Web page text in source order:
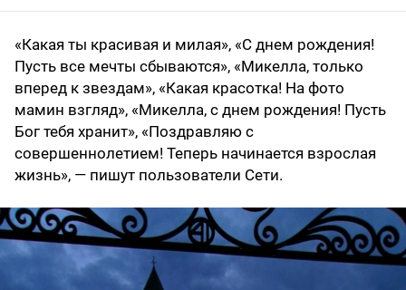
«Какая ты красивая и милая», «С днем рождения!
Пусть все мечты сбываются», «Микелла, только
вперед к звездам», «Какая красотка! На фото
мамин взгляд», «Микелла, с днем рождения! Пусть
Бог тебя хранит», «Поздравляю с
совершеннолетием! Теперь начинается взрослая
жизнь», — пишут пользователи Сети.